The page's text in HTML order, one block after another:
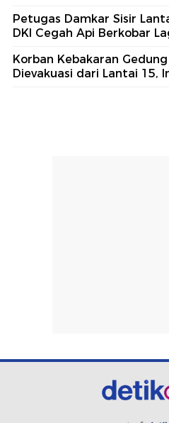
Petugas Damkar Sisir
DKI Cegah Api Berkobar
Korban Kebakaran
Dievakuasi dari Lantai 15,